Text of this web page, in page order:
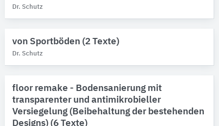
Dr. Schutz
von Sportböden (2 Texte)
Dr. Schutz
floor remake - Bodensanierung mit
transparenter und antimikrobieller
Versiegelung (Beibehaltung der bestehenden
Designs) (6 Texte)